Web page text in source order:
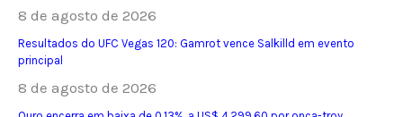
8 de agosto de 2026
Resultados do UFC Vegas 120: Gamrot vence Salkilld em evento
principal
8 de agosto de 2026